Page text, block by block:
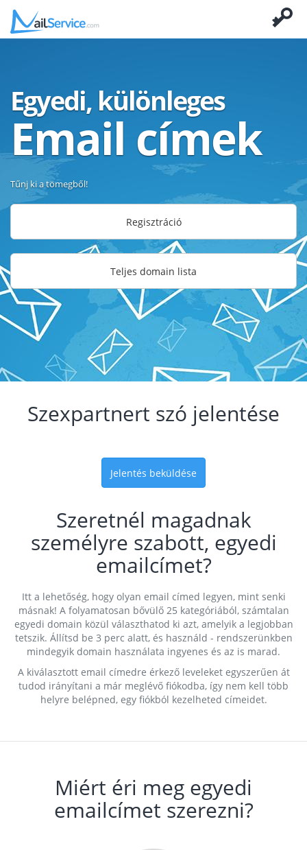
Egyedi, különleges
Email címek
Tűnj ki a tömegből!
Regisztráció
Teljes domain lista
Szexpartnert szó jelentése
Jelentés beküldése
Szeretnél magadnak
személyre szabott, egyedi
emailcímet?
Itt a lehetőség, hogy olyan email címed legyen, mint senki
másnak! A folyamatosan bővülő 25 kategóriából, számtalan
egyedi domain közül választhatod ki azt, amelyik a legjobban
tetszik. Állítsd be 3 perc alatt, és használd - rendszerünkben
mindegyik domain használata ingyenes és az is marad.
A kiválasztott email címedre érkező leveleket egyszerűen át
tudod irányítani a már meglévő fiókodba, így nem kell több
helyre belépned, egy fiókból kezelheted címeidet.
Miért éri meg egyedi
emailcímet szerezni?